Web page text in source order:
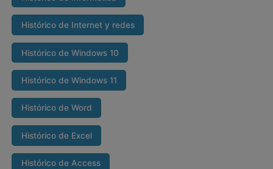
Histórico de Internet y redes
Histórico de Windows 10
Histórico de Windows 11
Histórico de Word
Histórico de Excel
Histórico de Access